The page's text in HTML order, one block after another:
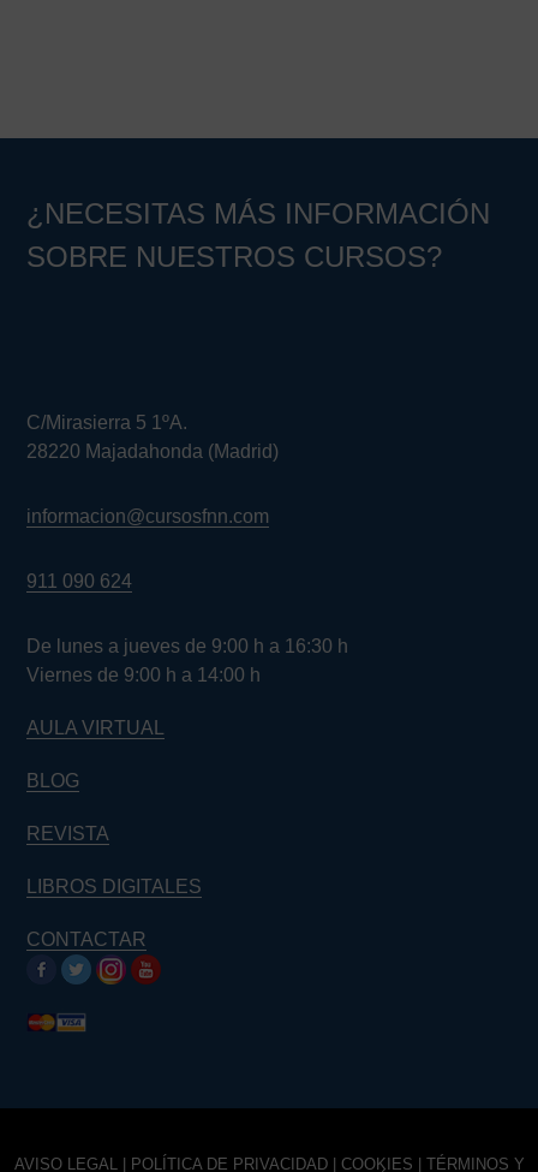
¿NECESITAS MÁS INFORMACIÓN
SOBRE NUESTROS CURSOS?
C/Mirasierra 5 1ºA.
28220 Majadahonda (Madrid)
informacion@cursosfnn.com
911 090 624
De lunes a jueves de 9:00 h a 16:30 h
Viernes de 9:00 h a 14:00 h
AULA VIRTUAL
BLOG
REVISTA
LIBROS DIGITALES
CONTACTAR
AVISO LEGAL| POLÍTICA DE PRIVACIDAD| COOKIES
TÉRMINOS Y